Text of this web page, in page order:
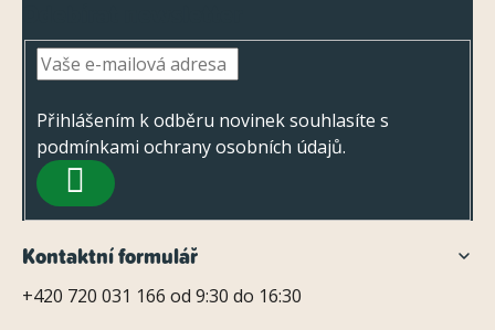
Přihlášením k odběru novinek souhlasíte s
podmínkami ochrany osobních údajů.
PŘIHLÁSIT
Kontaktní formulář
+420 720 031 166 od 9:30 do 16:30